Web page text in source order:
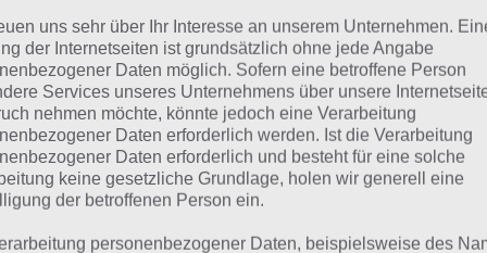
Lösungen für 94%
uns sehr über Ihr Interesse an unserem Unternehmen.
der Internetseiten ist grundsätzlich ohne jede Angabe
Daten möglich. Sofern eine betroffene Person
Services unseres Unternehmens über unsere
nehmen möchte, könnte jedoch eine Verarbeitung
Daten erforderlich werden. Ist die Verarbeitung
Daten erforderlich und besteht für eine solche
keine gesetzliche Grundlage, holen wir generell eine
der betroffenen Person ein.
personenbezogener Daten, beispielsweise des